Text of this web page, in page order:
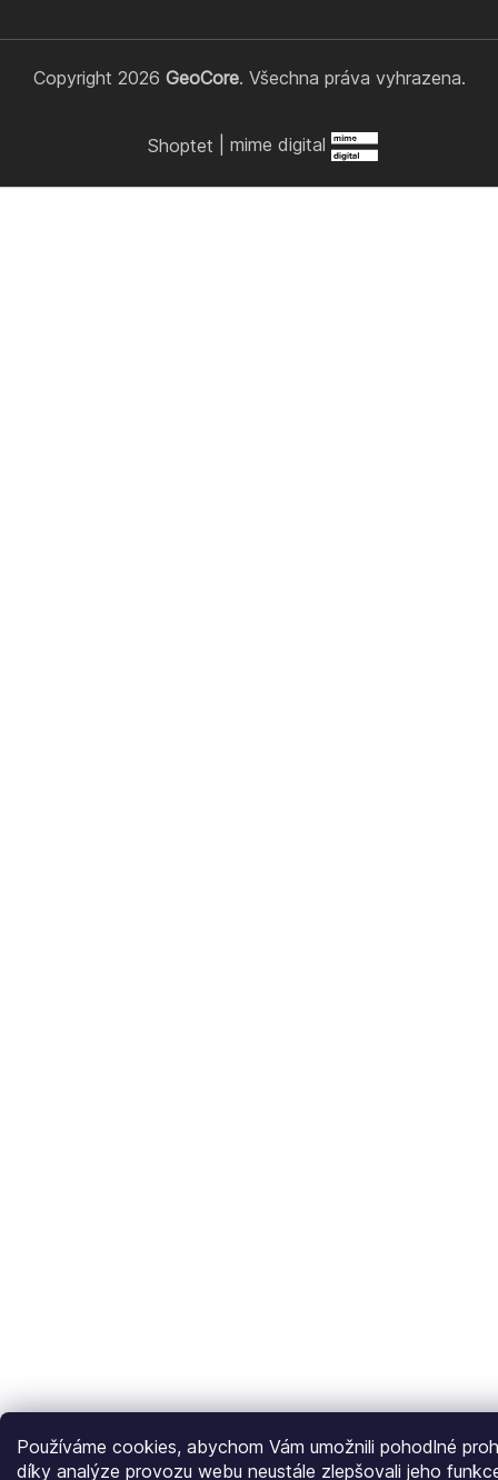
Používáme cookies, abychom Vám umožnili pohodlné
díky analýze provozu webu neustále zlepšovali jeho
Shoptet mime digital
Copyright 2026 GeoCore. Všechna práva vyhrazena.